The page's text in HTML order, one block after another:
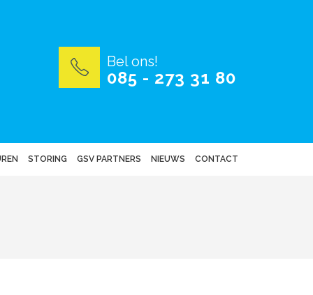
Bel ons!
085 - 273 31 80
STORING GSV PARTNERS NIEUWS CONTACT